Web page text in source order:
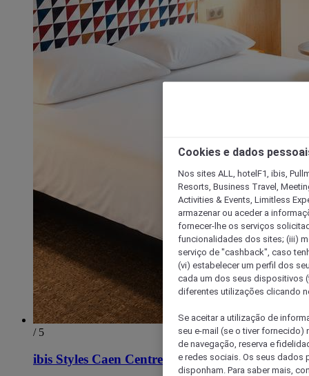
/ 5
ibis Styles Caen Centre Historique
Cookies e dados
Nos sites ALL, hotelF1, ibis,
Resorts, Business Travel,
Activities & Events, Limitless
armazenar ou aceder a
fornecer-lhe os serviços
funcionalidades dos sites; (iii)
serviço de "cashback", caso
(vi) estabelecer um perfil dos
cada um dos seus dispositivos
diferentes utilizações clicando
Se aceitar a utilização de
seu e-mail (se o tiver
de navegação, reserva e
e redes sociais. Os seus dados
disponham. Para saber mais,